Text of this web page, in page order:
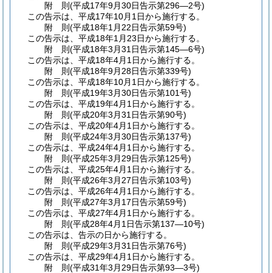
附 則(平成17年9月30日告示第296―2号)
この告示は、平成17年10月1日から施行する。
附 則(平成18年1月22日告示第59号)
この告示は、平成18年1月23日から施行する。
附 則(平成18年3月31日告示第145―6号)
この告示は、平成18年4月1日から施行する。
附 則(平成18年9月28日告示第339号)
この告示は、平成18年10月1日から施行する。
附 則(平成19年3月30日告示第101号)
この告示は、平成19年4月1日から施行する。
附 則(平成20年3月31日告示第90号)
この告示は、平成20年4月1日から施行する。
附 則(平成24年3月30日告示第137号)
この告示は、平成24年4月1日から施行する。
附 則(平成25年3月29日告示第125号)
この告示は、平成25年4月1日から施行する。
附 則(平成26年3月27日告示第103号)
この告示は、平成26年4月1日から施行する。
附 則(平成27年3月17日告示第59号)
この告示は、平成27年4月1日から施行する。
附 則(平成28年4月1日告示第137―10号)
この告示は、告示の日から施行する。
附 則(平成29年3月31日告示第76号)
この告示は、平成29年4月1日から施行する。
附 則(平成31年3月29日告示第93―3号)